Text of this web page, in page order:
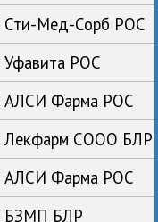
Сти-Мед-Сорб РОС
Уфавита РОС
АЛСИ Фарма РОС
Лекфарм СООО БЛР
АЛСИ Фарма РОС
БЗМП БЛР